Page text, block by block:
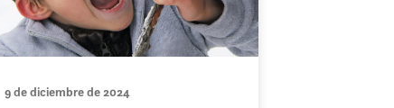
9 de diciembre de 2024